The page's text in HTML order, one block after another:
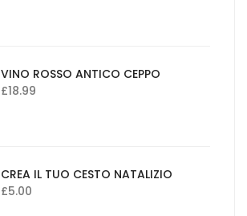
VINO ROSSO ANTICO CEPPO
£18.99
CREA IL TUO CESTO NATALIZIO
£5.00